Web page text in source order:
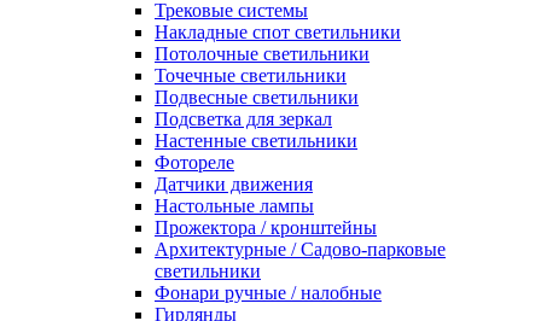
Трековые системы
Накладные спот светильники
Потолочные светильники
Точечные светильники
Подвесные светильники
Подсветка для зеркал
Настенные светильники
Фотореле
Датчики движения
Настольные лампы
Прожектора / кронштейны
Архитектурные / Садово-парковые
светильники
Фонари ручные / налобные
Гирлянды